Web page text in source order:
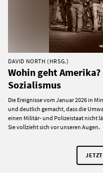
DAVID NORTH (HRSG.)
Wohin geht
Sozialismus
Die Ereignisse vom Januar 2026 in
und deutlich gemacht, dass die
einen Militär- und Polizeistaat nicht
Sie vollzieht sich vor unseren Augen.